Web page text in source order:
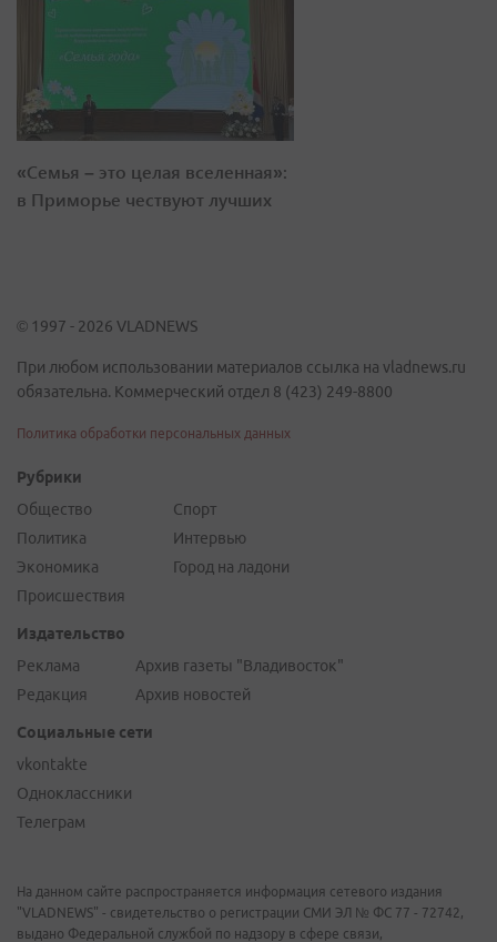
«Семья – это целая вселенная»:
в Приморье чествуют лучших
© 1997 - 2026 VLADNEWS
При любом использовании материалов ссылка на vladnews.ru
обязательна. Коммерческий отдел 8 (423) 249-8800
Политика обработки персональных данных
Рубрики
Общество
Политика
Экономика
Происшествия
Спорт
Интервью
Город на ладони
Издательство
Реклама
Редакция
Архив газеты "Владивосток"
Архив новостей
Социальные сети
vkontakte
Одноклассники
Телеграм
На данном сайте распространяется информация сетевого издания
"VLADNEWS" - свидетельство о регистрации СМИ ЭЛ № ФС 77 - 72742,
выдано Федеральной службой по надзору в сфере связи,